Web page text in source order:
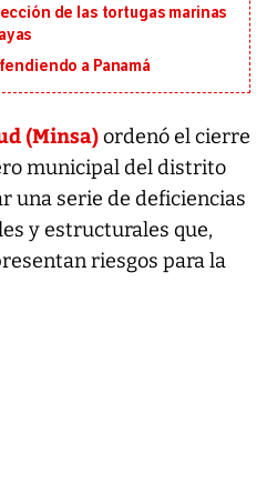
de las tortugas marinas
a Panamá
(Minsa)ordenó el cierre
municipal del distrito
una serie de deficiencias
y estructurales que,
riesgos para la